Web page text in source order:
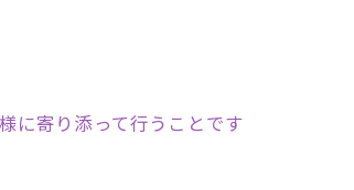
に寄り添って行うことです